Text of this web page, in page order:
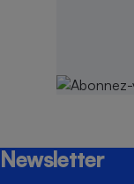
Newsletter